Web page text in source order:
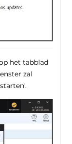
het tabblad
zal